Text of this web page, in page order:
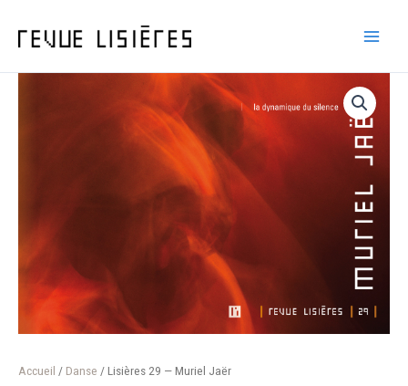
Accueil / Danse / Lisières 29 — Muriel Jaër